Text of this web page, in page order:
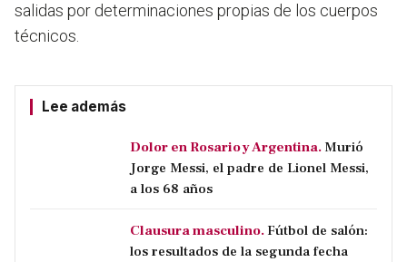
salidas por determinaciones propias de los cuerpos
técnicos.
Lee además
Dolor en Rosario y Argentina. Murió
Jorge Messi, el padre de Lionel Messi,
a los 68 años
Clausura masculino. Fútbol de salón:
los resultados de la segunda fecha